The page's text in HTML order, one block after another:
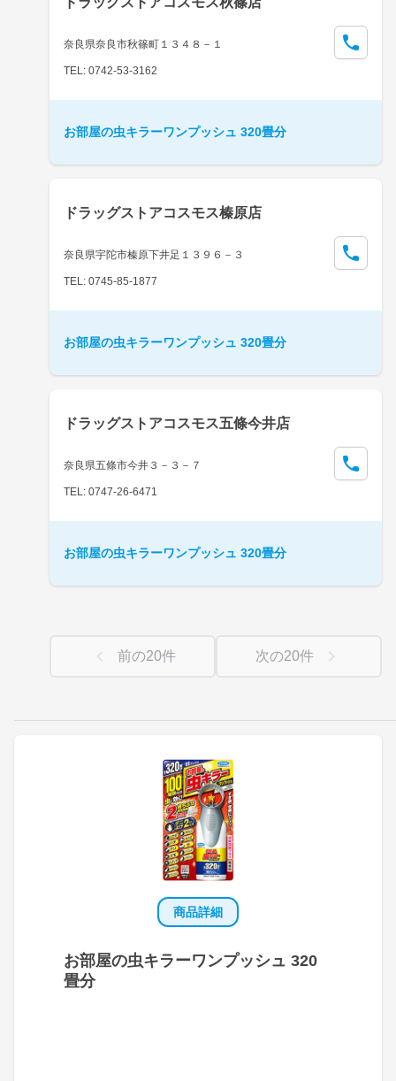
商品詳細
お部屋の虫キラーワンプッシュ 320
畳分
奈良県奈良市秋篠町１３４８－１
TEL: 0742-53-3162
お部屋の虫キラーワンプッシュ 320畳分
ドラッグストアコスモス榛原店
奈良県宇陀市榛原下井足１３９６－３
TEL: 0745-85-1877
お部屋の虫キラーワンプッシュ 320畳分
ドラッグストアコスモス五條今井店
奈良県五條市今井３－３－７
TEL: 0747-26-6471
お部屋の虫キラーワンプッシュ 320畳分
前の20件 次の20件